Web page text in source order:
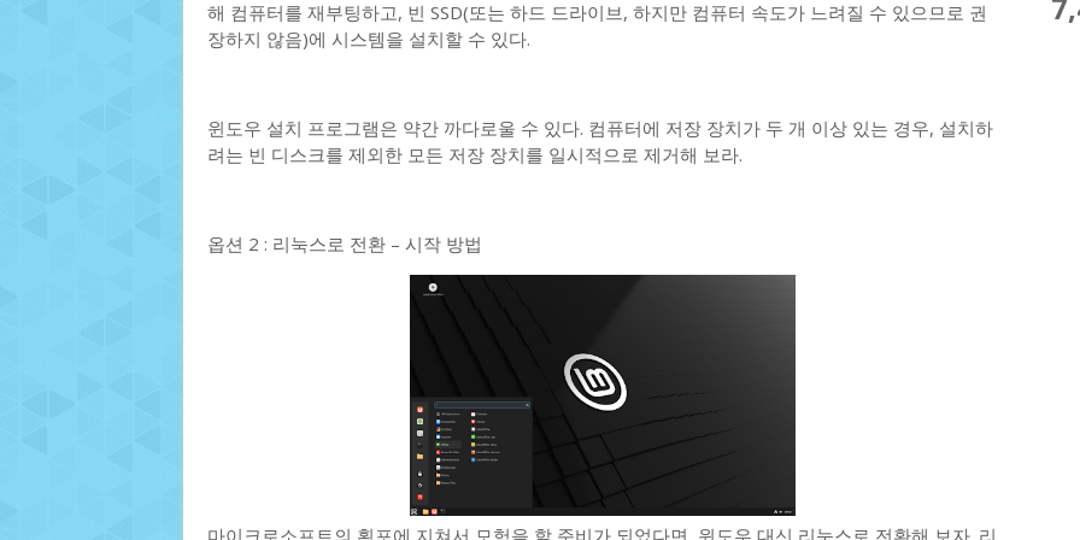
해 컴퓨터를 재부팅하고, 빈 SSD(또는 하드 드라이브, 하지만 컴퓨터 속도가 느려질 수 있으므로 권
장하지 않음)에 시스템을 설치할 수 있다.
윈도우 설치 프로그램은 약간 까다로울 수 있다. 컴퓨터에 저장 장치가 두 개 이상 있는 경우, 설치하
려는 빈 디스크를 제외한 모든 저장 장치를 일시적으로 제거해 보라.
옵션 2 : 리눅스로 전환 – 시작 방법
마이크로소프트의 횡포에 지쳐서 모험을 할 준비가 되었다면, 윈도우 대신 리눅스로 전환해 보자. 리